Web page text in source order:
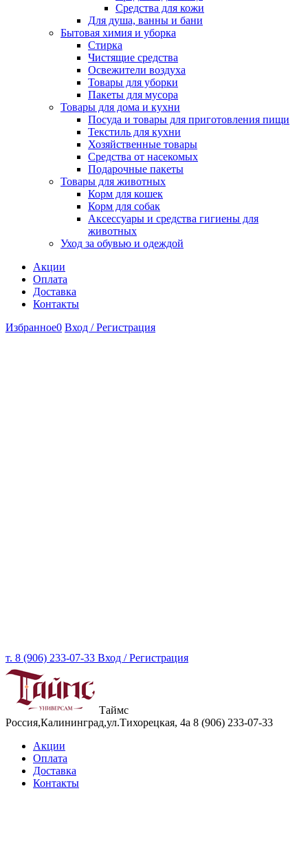
Средства для кожи
Для душа, ванны и бани
Бытовая химия и уборка
Стирка
Чистящие средства
Освежители воздуха
Товары для уборки
Пакеты для мусора
Товары для дома и кухни
Посуда и товары для приготовления пищи
Текстиль для кухни
Хозяйственные товары
Средства от насекомых
Подарочные пакеты
Товары для животных
Корм для кошек
Корм для собак
Аксессуары и средства гигиены для
животных
Уход за обувью и одеждой
Акции
Оплата
Доставка
Контакты
Избранное0 Вход / Регистрация
т. 8 (906) 233-07-33 Вход / Регистрация
Таймс
Россия,Калининград,ул.Тихорецкая, 4а 8 (906) 233-07-33
Акции
Оплата
Доставка
Контакты